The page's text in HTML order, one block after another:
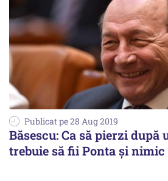
Publicat pe 28 Aug 2019
Băsescu: Ca să pierzi după
trebuie să fii Ponta și nimic